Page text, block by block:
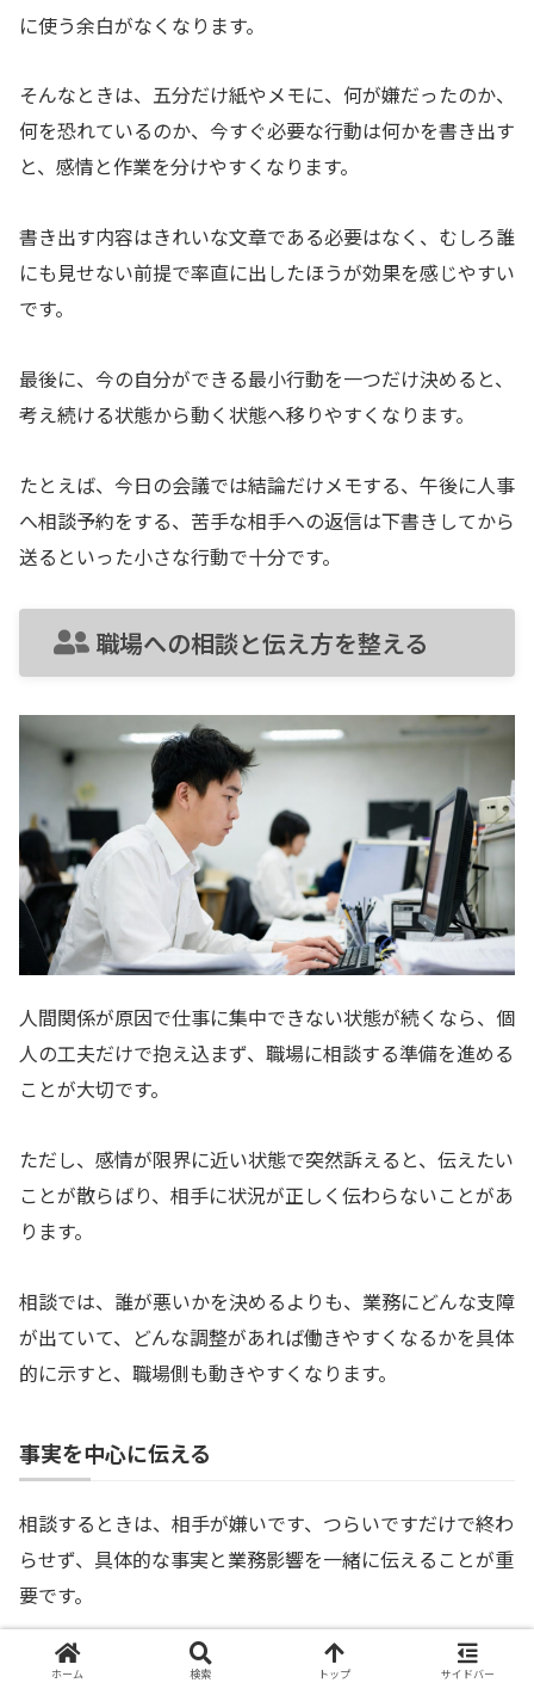
に使う余白がなくなります。
そんなときは、五分だけ紙やメモに、何が嫌だったのか、
何を恐れているのか、今すぐ必要な行動は何かを書き出す
と、感情と作業を分けやすくなります。
書き出す内容はきれいな文章である必要はなく、むしろ誰
にも見せない前提で率直に出したほうが効果を感じやすい
です。
最後に、今の自分ができる最小行動を一つだけ決めると、
考え続ける状態から動く状態へ移りやすくなります。
たとえば、今日の会議では結論だけメモする、午後に人事
へ相談予約をする、苦手な相手への返信は下書きしてから
送るといった小さな行動で十分です。
職場への相談と伝え方を整える
人間関係が原因で仕事に集中できない状態が続くなら、個
人の工夫だけで抱え込まず、職場に相談する準備を進める
ことが大切です。
ただし、感情が限界に近い状態で突然訴えると、伝えたい
ことが散らばり、相手に状況が正しく伝わらないことがあ
ります。
相談では、誰が悪いかを決めるよりも、業務にどんな支障
が出ていて、どんな調整があれば働きやすくなるかを具体
的に示すと、職場側も動きやすくなります。
事実を中心に伝える
相談するときは、相手が嫌いです、つらいですだけで終わ
らせず、具体的な事実と業務影響を一緒に伝えることが重
要です。
たとえば、会議中に大声で否定されることが続き、会議後
ホーム 検索 トップ サイドバー